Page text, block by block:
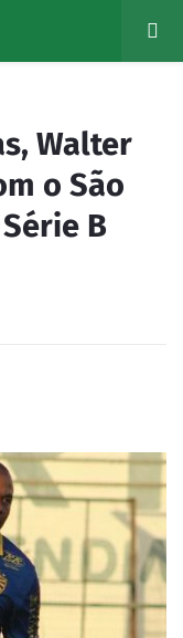
Walter
o São
B